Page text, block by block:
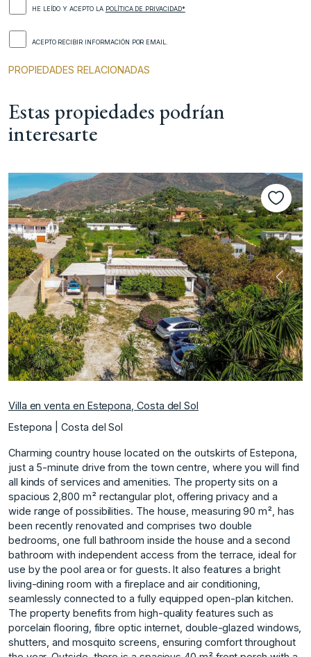
HE LEÍDO Y ACEPTO LA POLÍTICA DE PRIVACIDAD*
ACEPTO RECIBIR INFORMACIÓN POR EMAIL.
PROPIEDADES RELACIONADAS
Estas propiedades podrían
interesarte
Anterior
Villa en venta en Estepona, Costa del Sol
Estepona | Costa del Sol
Charming country house located on the outskirts of Estepona,
just a 5-minute drive from the town centre, where you will find
all kinds of services and amenities. The property sits on a
spacious 2,800 m² rectangular plot, offering privacy and a
wide range of possibilities. The house, measuring 90 m², has
been recently renovated and comprises two double
bedrooms, one full bathroom inside the house and a second
bathroom with independent access from the terrace, ideal for
use by the pool area or for guests. It also features a bright
living-dining room with a fireplace and air conditioning,
seamlessly connected to a fully equipped open-plan kitchen.
The property benefits from high-quality features such as
porcelain flooring, fibre optic internet, double-glazed windows,
shutters, and mosquito screens, ensuring comfort throughout